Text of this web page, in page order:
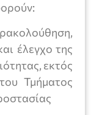
έλεγχο της
εκτός
Τμήματος